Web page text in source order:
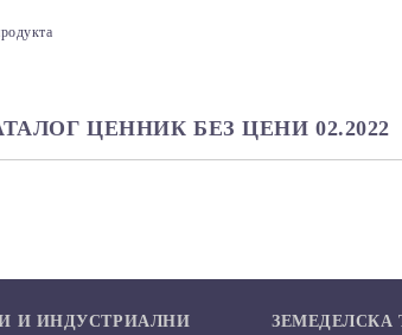
ЦЕННИК БЕЗ ЦЕНИ 02.2022
И ИНДУСТРИАЛНИ ЗЕМЕДЕЛСКА